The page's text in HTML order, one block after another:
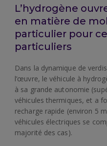
L’hydrogène
en matière de
particulier pour
particuliers
Dans la dynamique de
l’œuvre, le véhicule à
à sa grande autonomie
véhicules thermiques, et a
recharge rapide (environ 5
véhicules électriques se
majorité des cas).